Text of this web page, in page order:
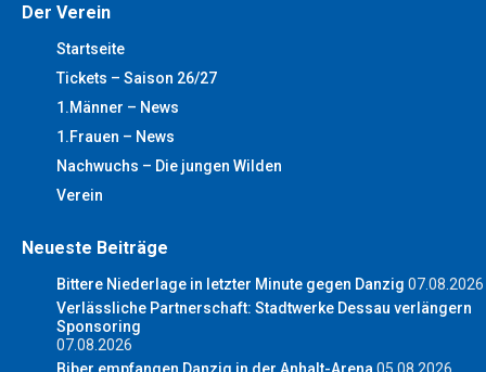
Der Verein
Startseite
Tickets – Saison 26/27
1.Männer – News
1.Frauen – News
Nachwuchs – Die jungen Wilden
Verein
Neueste Beiträge
Bittere Niederlage in letzter Minute gegen Danzig 07.08.2026
Verlässliche Partnerschaft: Stadtwerke Dessau verlängern
Sponsoring
07.08.2026